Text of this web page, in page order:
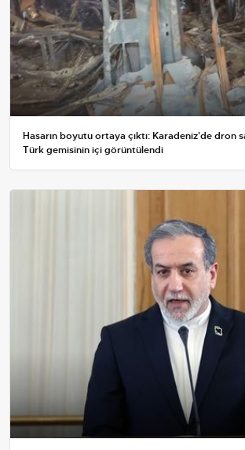
Hasarın boyutu ortaya çıktı: Karadeniz'de dron
Türk gemisinin içi görüntülendi